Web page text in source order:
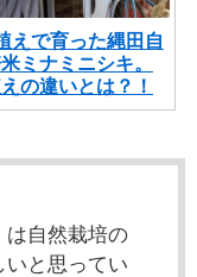
えで育った縄田自
ミナミニシキ。
の違いとは？！
は自然栽培の
と思ってい